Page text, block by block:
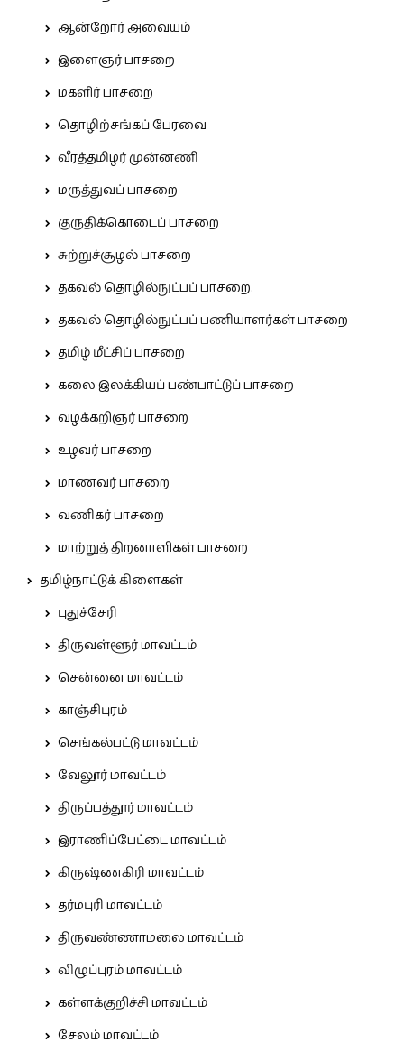
ஆன்றோர் அவையம்
இளைஞர் பாசறை
மகளிர் பாசறை
தொழிற்சங்கப் பேரவை
வீரத்தமிழர் முன்னணி
மருத்துவப் பாசறை
குருதிக்கொடைப் பாசறை
சுற்றுச்சூழல் பாசறை
தகவல் தொழில்நுட்பப் பாசறை.
தகவல் தொழில்நுட்பப் பணியாளர்கள் பாசறை
தமிழ் மீட்சிப் பாசறை
கலை இலக்கியப் பண்பாட்டுப் பாசறை
வழக்கறிஞர் பாசறை
உழவர் பாசறை
மாணவர் பாசறை
வணிகர் பாசறை
மாற்றுத் திறனாளிகள் பாசறை
தமிழ்நாட்டுக் கிளைகள்
புதுச்சேரி
திருவள்ளூர் மாவட்டம்
சென்னை மாவட்டம்
காஞ்சிபுரம்
செங்கல்பட்டு மாவட்டம்
வேலூர் மாவட்டம்
திருப்பத்தூர் மாவட்டம்
இராணிப்பேட்டை மாவட்டம்
கிருஷ்ணகிரி மாவட்டம்
தர்மபுரி மாவட்டம்
திருவண்ணாமலை மாவட்டம்
விழுப்புரம் மாவட்டம்
கள்ளக்குறிச்சி மாவட்டம்
சேலம் மாவட்டம்